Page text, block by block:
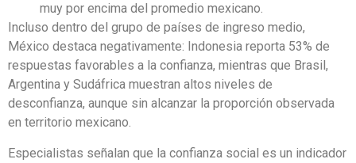
muy por encima del promedio mexicano.
Incluso dentro del grupo de países de ingreso medio,
México destaca negativamente: Indonesia reporta 53% de
respuestas favorables a la confianza, mientras que Brasil,
Argentina y Sudáfrica muestran altos niveles de
desconfianza, aunque sin alcanzar la proporción observada
en territorio mexicano.
Especialistas señalan que la confianza social es un indicador